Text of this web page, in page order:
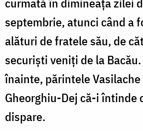
septembrie, atunci când a
alături de fratele său, de
securiști veniți de la
înainte, părintele
Gheorghiu-Dej că-i întinde
dispare.